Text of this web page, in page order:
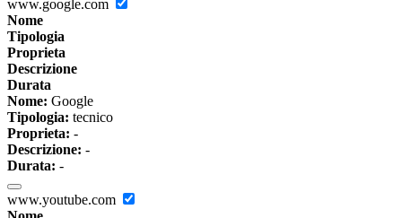
www.google.com
Nome
Tipologia
Proprieta
Descrizione
Durata
Nome: Google
Tipologia: tecnico
Proprieta: -
Descrizione: -
Durata: -
www.youtube.com